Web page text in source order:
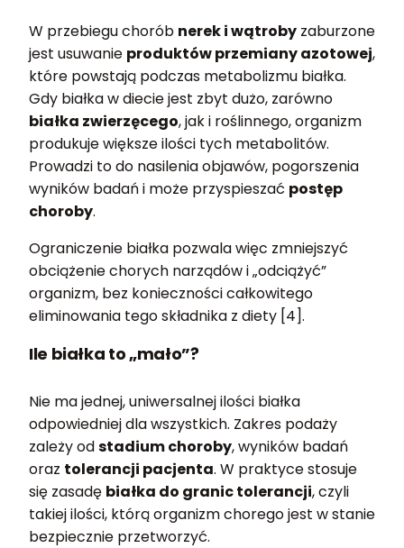
W przebiegu chorób nerek i wątroby zaburzone
jest usuwanie produktów przemiany azotowej,
które powstają podczas metabolizmu białka.
Gdy białka w diecie jest zbyt dużo, zarówno
białka zwierzęcego, jak i roślinnego, organizm
produkuje większe ilości tych metabolitów.
Prowadzi to do nasilenia objawów, pogorszenia
wyników badań i może przyspieszać postęp
choroby.
Ograniczenie białka pozwala więc zmniejszyć
obciążenie chorych narządów i „odciążyć”
organizm, bez konieczności całkowitego
eliminowania tego składnika z diety [4].
Ile białka to „mało”?
Nie ma jednej, uniwersalnej ilości białka
odpowiedniej dla wszystkich. Zakres podaży
zależy odstadium choroby, wyników badań
oraz tolerancji pacjenta. W praktyce stosuje
się zasadę białka do granic tolerancji, czyli
takiej ilości, którą organizm chorego jest w stanie
bezpiecznie przetworzyć.